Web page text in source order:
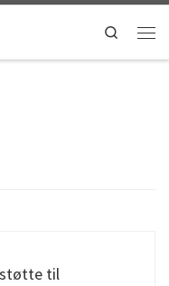
Search
støtte til